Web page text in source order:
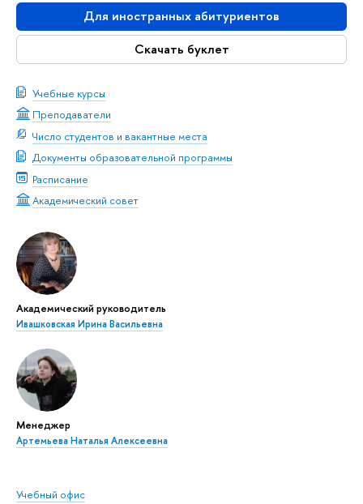
Для иностранных абитуриентов
Скачать буклет
Учебные курсы
Преподаватели
Число студентов и вакантные места
Документы образовательной программы
Расписание
Академический совет
Академический руководитель
Ивашковская Ирина Васильевна
Менеджер
Артемьева Наталья Алексеевна
Учебный офис